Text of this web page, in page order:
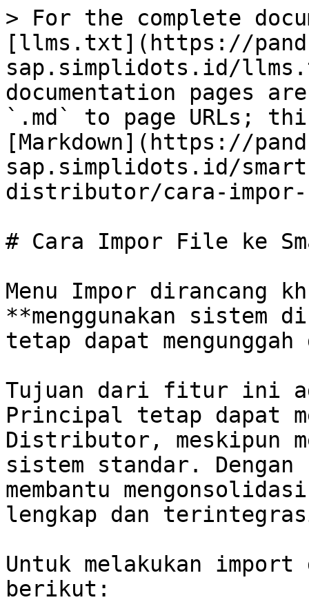
> For the complete
[llms.txt](https://
sap.simplidots.id/
documentation pages
`.md` to page URLs;
[Markdown](https://
sap.simplidots.id/
distributor/cara-
# Cara Impor File ke
Menu Impor dirancang
**menggunakan sistem
tetap dapat
Tujuan dari fitur ini
Principal tetap dapat
Distributor, meskipun
sistem standar.
membantu
lengkap dan
Untuk melakukan
berikut: